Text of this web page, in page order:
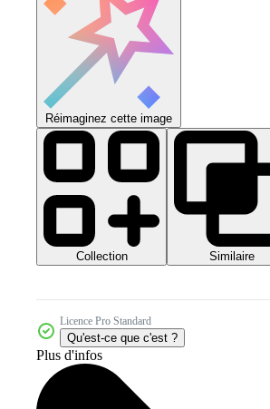
Réimaginez cette image
Collection Similaire
Licence Pro Standard
Qu'est-ce que c'est ?
Plus d'infos